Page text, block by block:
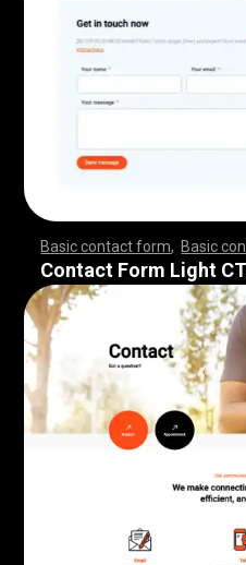
Basic contact form ,Basic
,,,,,,,,,,,,,,,,,,,,, ,,,,,,,,,,
,,,,,,,,,,,,,,,,,,,,, ,,,,,,,,,,
Contact Form Light